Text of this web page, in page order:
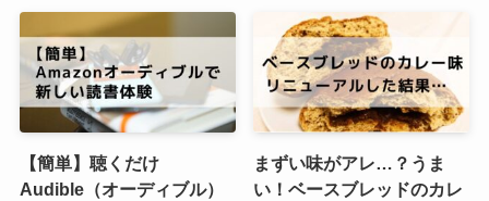
【簡単】聴くだけ
Audible（オーディブル）
まずい味がアレ…？うま
い！ベースブレッドのカレ